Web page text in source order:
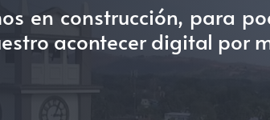
en construcción, para
acontecer digital por